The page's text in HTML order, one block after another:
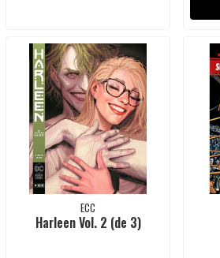
ECC
Harleen Vol. 2 (de 3)